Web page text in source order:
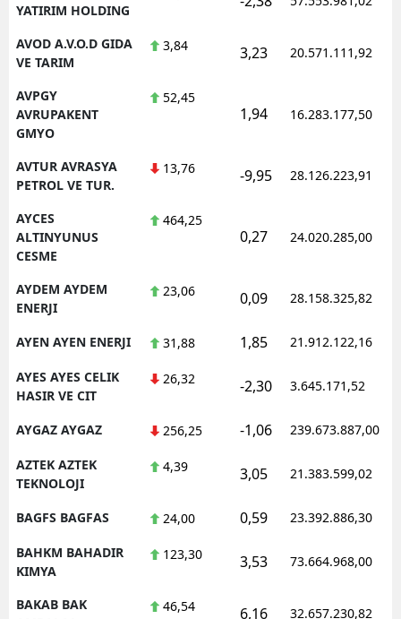
YATIRIM HOLDING
AVOD A.V.O.D GIDA
VE TARIM
3,84 3,23 20.571.111,92
AVPGY
AVRUPAKENT
GMYO
52,45
1,94 16.283.177,50
AVTUR AVRASYA
PETROL VE TUR.
13,76 -9,95 28.126.223,91
AYCES
ALTINYUNUS
CESME
464,25
0,27 24.020.285,00
AYDEM AYDEM
ENERJI
23,06 0,09 28.158.325,82
AYEN AYEN ENERJI 31,88 1,85 21.912.122,16
AYES AYES CELIK
HASIR VE CIT
26,32 -2,30 3.645.171,52
AYGAZ AYGAZ 256,25 -1,06 239.673.887,00
AZTEK AZTEK
TEKNOLOJI
4,39 3,05 21.383.599,02
BAGFS BAGFAS 24,00 0,59 23.392.886,30
BAHKM BAHADIR
KIMYA
123,30 3,53 73.664.968,00
BAKAB BAK
46,54 6,16 32.657.230,82